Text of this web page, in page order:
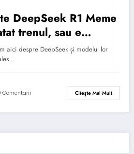
DeepSeek R1 Meme
trenul, sau e
urcăm? + O palmă
fața Vestului?
aici despre DeepSeek și modelul lor
Comentarii Citește Mai Mult